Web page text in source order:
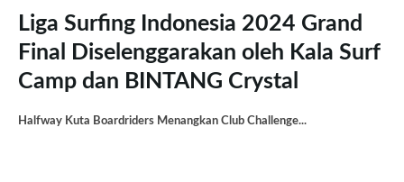
Cimaja
Batukaras
Pacitan
G Land
Liga Surfing Indonesia 2024 Grand
Final Diselenggarakan oleh Kala Surf
Camp dan BINTANG Crystal
Halfway Kuta Boardriders Menangkan Club Challenge...